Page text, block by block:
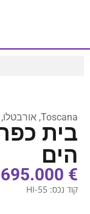
Toscana, אורבטלו, טוסקנה
בית
הים
€ 695.000
קוד נכס: HI-55